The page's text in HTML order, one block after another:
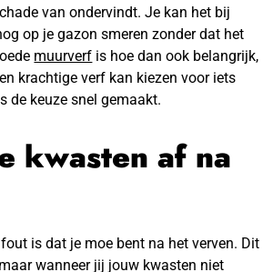
van ondervindt. Je kan het bij
op je gazon smeren zonder dat het
muurverf is hoe dan ook belangrijk,
krachtige verf kan kiezen voor iets
de keuze snel gemaakt.
kwasten af na
is dat je moe bent na het verven. Dit
wanneer jij jouw kwasten niet